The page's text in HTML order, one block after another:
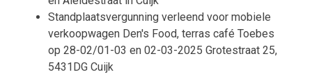
Standplaatsvergunning verleend voor mobiele
verkoopwagen Den's Food, terras café Toebes
op 28-02/01-03 en 02-03-2025 Grotestraat 25,
5431DG Cuijk